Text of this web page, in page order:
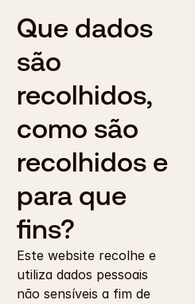
Que dados
são
recolhidos,
como são
recolhidos e
para que
fins?
Este website recolhe e
utiliza dados pessoais
não sensíveis a fim de